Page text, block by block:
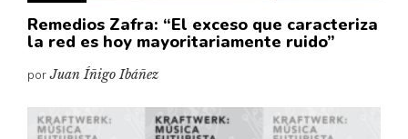
Remedios Zafra: “El exceso que caracteriza
la red es hoy mayoritariamente ruido”
porJuan Íñigo Ibáñez